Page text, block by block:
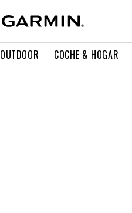
OUTDOOR COCHE & HOGAR